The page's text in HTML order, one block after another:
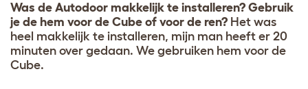
Was de Autodoor makkelijk te installeren? Gebruik
je de hem voor de Cube of voor de ren? Het was
heel makkelijk te installeren, mijn man heeft er 20
minuten over gedaan. We gebruiken hem voor de
Cube.